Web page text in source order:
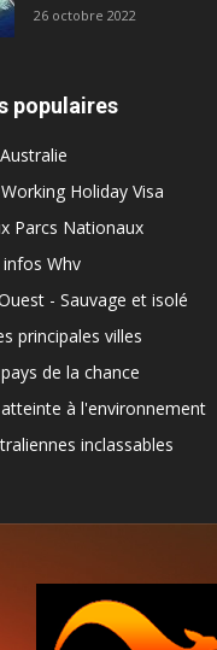
26 octobre 2022
populaires
Holiday Visa
Parcs Nationaux
Whv
- Sauvage et isolé
principales villes
de la chance
à l'environnement
inclassables